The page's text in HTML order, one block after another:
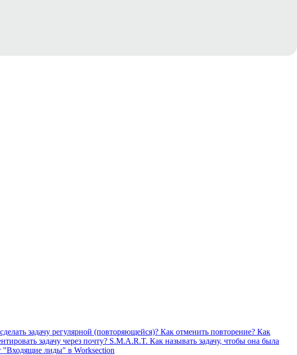
задачу регулярной (повторяющейся)? Как отменить повторение? Как
задачу через почту? S.M.A.R.T. Как называть задачу, чтобы она была
"Входящие лиды" в Worksection